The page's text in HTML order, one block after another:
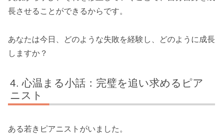
長させることができるからです。
あなたは今日、どのような失敗を経験し、どのように成長
しますか？
心温まる小話：完璧を追い求めるピア
ニスト
ある若きピアニストがいました。